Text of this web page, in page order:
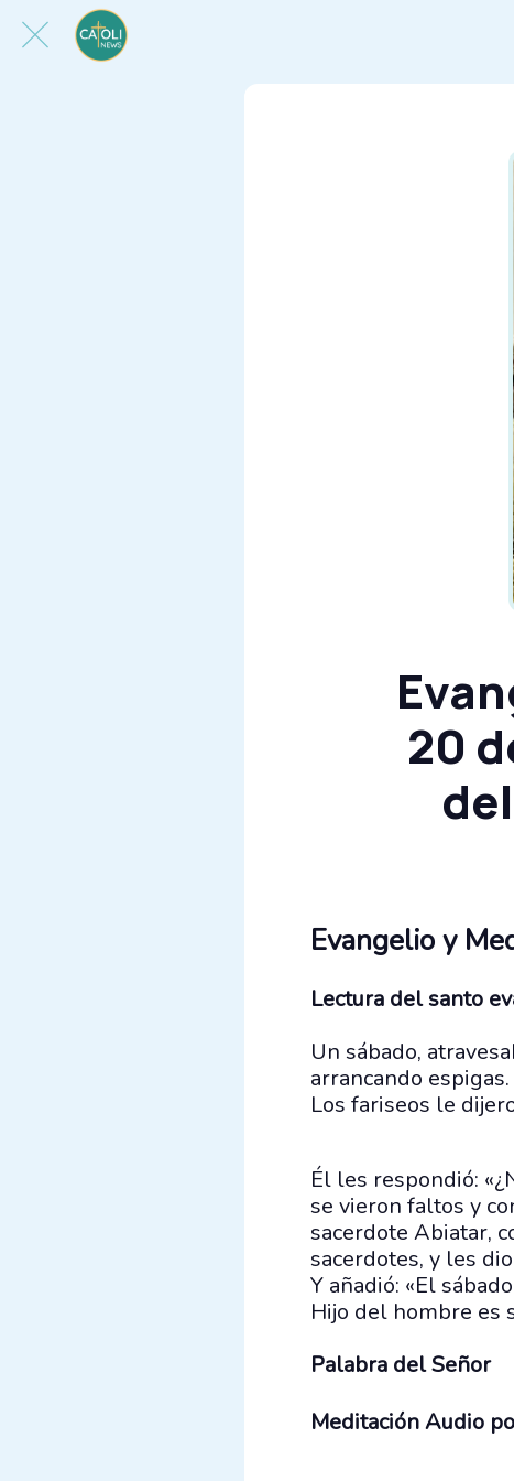
20
Evangelio y
Lectura del santo
Un sábado,
arrancando espigas.
Los fariseos le
Él les respondió:
se vieron faltos y
sacerdote Abiatar,
sacerdotes, y les
Y añadió: «El
Hijo del hombre es
Palabra del Señor
Meditación Audio